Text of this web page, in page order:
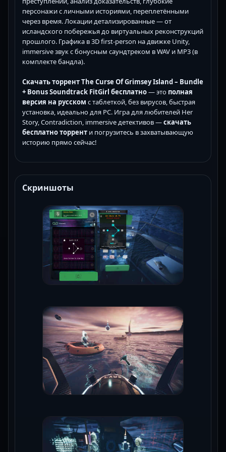
персонажи с личными историями, переплетёнными
через время. Локации детализированные — от
исландского побережья до виртуальных реконструкций
прошлого. Графика в 3D first-person на движке Unity,
immersive звук с бонусным саундтреком в WAV и MP3 (в
комплекте бандла).
Скачать торрент The Curse Of Grimsey Island – Bundle
+ Bonus Soundtrack FitGirl бесплатно— это полная
версия на русском с таблеткой, без вирусов, быстрая
установка, идеально для PC. Игра для любителей Her
Story, Contradiction, immersive детективов —скачать
бесплатно торрент и погрузитесь в захватывающую
историю прямо сейчас!
Скриншоты